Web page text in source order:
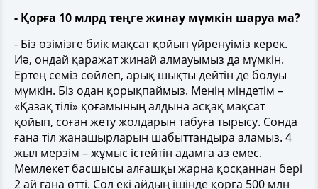
- Қорға 10 млрд теңге жинау мүмкін шаруа ма?
- Біз өзімізге биік мақсат қойып үйренуіміз керек.
Иә, ондай қаражат жинай алмауымыз да мүмкін.
Ертең семіз сөйлеп, арық шықты дейтін де болуы
мүмкін. Біз одан қорықпаймыз. Менің міндетім –
«Қазақ тілі» қоғамының алдына асқақ мақсат
қойып, соған жету жолдарын табуға тырысу. Сонда
ғана тіл жанашырларын шабыттандыра аламыз. 4
жыл мерзім – жұмыс істейтін адамға аз емес.
Мемлекет басшысы алғашқы жарна қосқаннан бері
2 ай ғана өтті. Сол екі айдың ішінде қорға 500 млн